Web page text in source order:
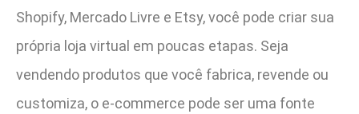
Shopify, Mercado Livre e Etsy, você pode criar sua
própria loja virtual em poucas etapas. Seja
vendendo produtos que você fabrica, revende ou
customiza, o e-commerce pode ser uma fonte